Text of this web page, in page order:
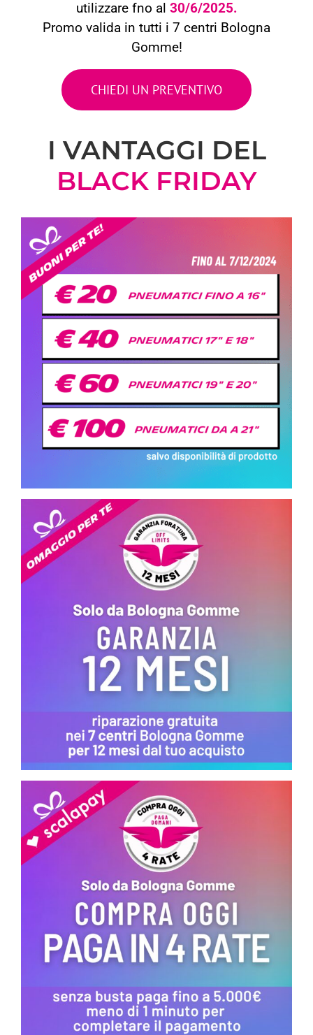
utilizzare fno al 30/6/2025.
Promo valida in tutti i 7 centri Bologna
Gomme!
CHIEDI UN PREVENTIVO
I VANTAGGI DEL
BLACK FRIDAY